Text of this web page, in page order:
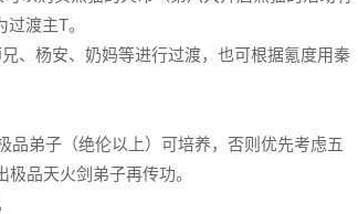
渡主T。
、杨安、奶妈等进行过渡，也可根据氪度用秦
弟子（绝伦以上）可培养，否则优先考虑五
品天火剑弟子再传功。